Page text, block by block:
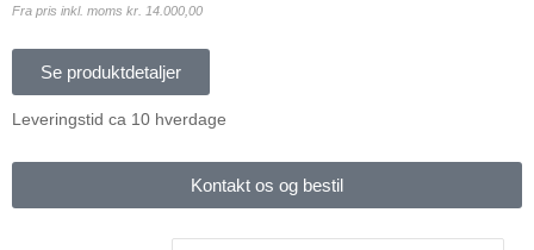
Fra pris inkl. moms kr. 14.000,00
Se produktdetaljer
Leveringstid ca 10 hverdage
Kontakt os og bestil